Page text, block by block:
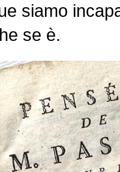
siamo
se è.